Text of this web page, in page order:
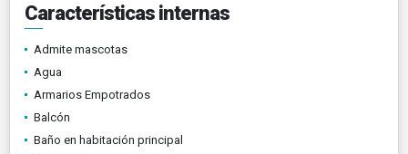
Características internas
Admite mascotas
Agua
Armarios Empotrados
Balcón
Baño en habitación principal